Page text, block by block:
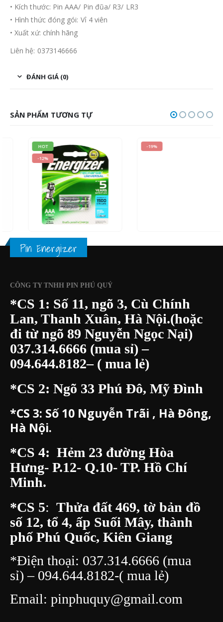
• Kích thước: Pin AAA/ Pin đũa/ R3/ LR3
• Hình thức đóng gói: Vỉ 4 viên
• Xuất xứ: chính hãng
Liên hệ: 0373146666
ĐÁNH GIÁ (0)
SẢN PHẨM TƯƠNG TỰ
out of 5
170.000₫ 150.000₫
THÊM VÀO GIỎ HÀNG
XEM NHANH
Pin Energizer
CÔNG TY TNHH PIN PHÚ QUÝ
*CS 1: Số 11, ngõ 3, Cù Chính
Lan, Thanh Xuân, Hà Nội.(hoặc
đi từ ngõ 89 Nguyễn Ngọc Nại)
037.314.6666 (mua sỉ) –
094.644.8182– ( mua lẻ)
*CS 2: Ngõ 33 Phú Đô, Mỹ Đình
*CS 3: Số 10 Nguyễn Trãi , Hà Đông,
Hà Nội.
*CS 4: Hẻm 23 đường Hòa
Hưng- P.12- Q.10- TP. Hồ Chí
Minh.
*CS 5: Thửa đất 469, tờ bản đồ
số 12, tổ 4, ấp Suối Mây, thành
phố Phú Quốc, Kiên Giang
*Điện thoại: 037.314.6666 (mua
sỉ) – 094.644.8182-( mua lẻ)
Email: pinphuquy@gmail.com